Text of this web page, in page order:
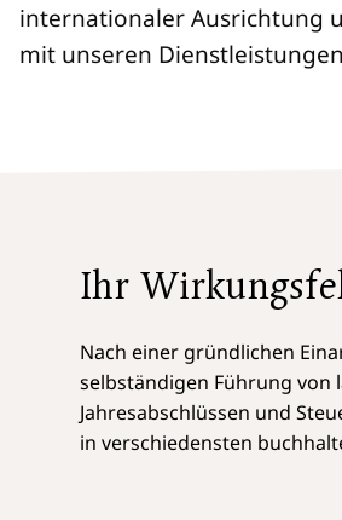
internationaler Ausrichtung
mit unseren
Ihr
Nach einer gründlichen
selbständigen Führung von
Jahresabschlüssen und
in verschiedensten